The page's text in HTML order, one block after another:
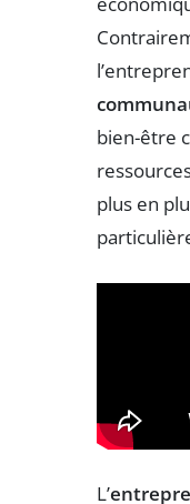
bien-être
plus en
L’